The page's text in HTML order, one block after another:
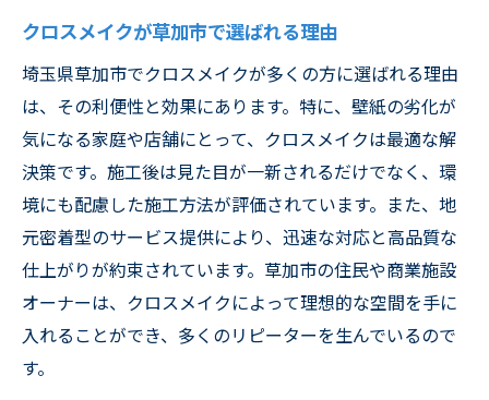
クロスメイクが草加市で選ばれる理由
埼玉県草加市でクロスメイクが多くの方に選ばれる理由
は、その利便性と効果にあります。特に、壁紙の劣化が
気になる家庭や店舗にとって、クロスメイクは最適な解
決策です。施工後は見た目が一新されるだけでなく、環
境にも配慮した施工方法が評価されています。また、地
元密着型のサービス提供により、迅速な対応と高品質な
仕上がりが約束されています。草加市の住民や商業施設
オーナーは、クロスメイクによって理想的な空間を手に
入れることができ、多くのリピーターを生んでいるので
す。